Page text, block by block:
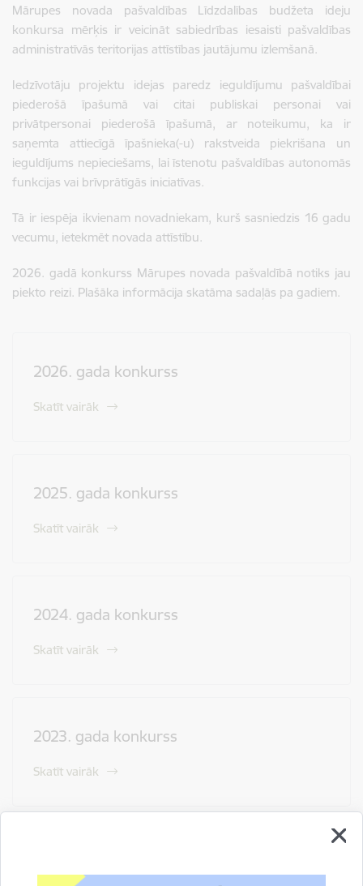
Mārupes novada pašvaldības Līdzdalības budžeta ideju
konkursa mērķis ir veicināt sabiedrības iesaisti pašvaldības
administratīvās teritorijas attīstības jautājumu izlemšanā.
Iedzīvotāju projektu idejas paredz ieguldījumu pašvaldībai
piederošā īpašumā vai citai publiskai personai vai
privātpersonai piederošā īpašumā, ar noteikumu, ka ir
saņemta attiecīgā īpašnieka(-u) rakstveida piekrišana un
ieguldījums nepieciešams, lai īstenotu pašvaldības autonomās
funkcijas vai brīvprātīgās iniciatīvas.
Tā ir iespēja ikvienam novadniekam, kurš sasniedzis 16 gadu
vecumu, ietekmēt novada attīstību.
2026. gadā konkurss Mārupes novada pašvaldībā notiks jau
piekto reizi. Plašāka informācija skatāma sadaļās pa gadiem.
2026. gada konkurss
Skatīt vairāk
2025. gada konkurss
Skatīt vairāk
2024. gada konkurss
Skatīt vairāk
2023. gada konkurss
Skatīt vairāk